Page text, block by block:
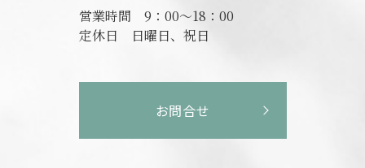
営業時間 9：00～18：00
定休日
日曜日、祝日
お問合せ